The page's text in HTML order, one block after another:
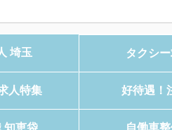
埼玉 タクシ
人特集 好待遇！